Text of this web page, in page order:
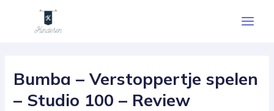
Bumba – Verstoppertje spelen
– Studio 100 – Review